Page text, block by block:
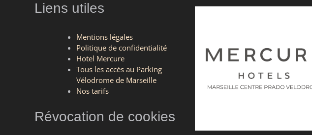
Liens utiles
Mentions légales
Politique de confidentialité
Hotel Mercure
Tous les accès au Parking
Vélodrome de Marseille
Nos tarifs
Révocation de cookies